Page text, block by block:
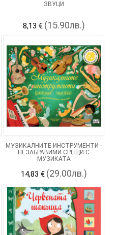
ЗВУЦИ
8,13 € (15.90лв.)
МУЗИКАЛНИТЕ ИНСТРУМЕНТИ -
НЕЗАБРАВИМИ СРЕЩИ С
МУЗИКАТА
14,83 € (29.00лв.)